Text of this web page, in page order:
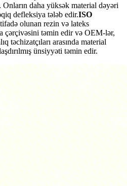
daha yüksək material dəyəri
defleksiya tələb edir.ISO
olunan rezin və lateks
çərçivəsini təmin edir və OEM-lər,
təchizatçıları arasında material
ünsiyyəti təmin edir.